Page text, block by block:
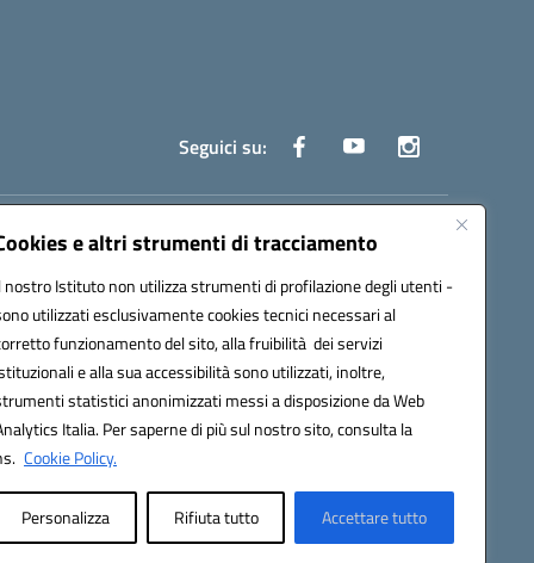
e altri strumenti di tracciamento
nostro Istituto non utilizza strumenti di profilazione degli utenti -
utilizzati esclusivamente cookies tecnici necessari al
funzionamento del sito, alla fruibilità dei servizi
e alla sua accessibilità sono utilizzati, inoltre,
statistici anonimizzati messi a disposizione da Web
Italia. Per saperne di più sul nostro sito, consulta la
Cookie Policy.
Personalizza Rifiuta tutto Accettare tutto
Seguici su:
ufficio: UFOYYV | C.Fisc: 93056740637